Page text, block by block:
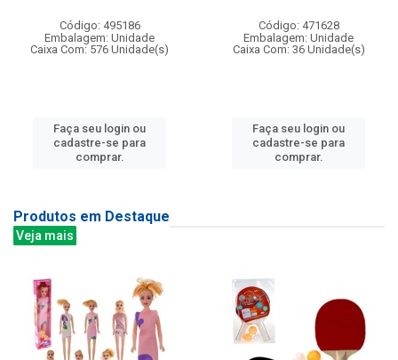
Código: 495186
Embalagem: Unidade
Caixa Com: 576 Unidade(s)
Faça seu login ou
cadastre-se para
comprar.
Código: 471628
Embalagem: Unidade
Caixa Com: 36 Unidade(s)
Faça seu login ou
cadastre-se para
comprar.
Produtos em Destaque
Veja mais